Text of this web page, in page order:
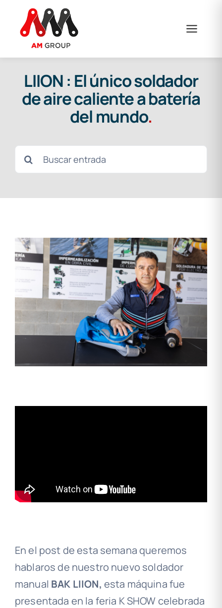
content
LIION : El único soldador
de aire caliente a batería
del mundo.
Search
for:
En el post de esta semana queremos
hablaros de nuestro nuevo soldador
manual BAK LIION, esta máquina fue
presentada en la feria K SHOW celebrada